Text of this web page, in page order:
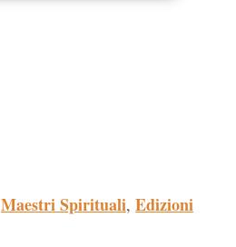
Maestri Spirituali, Edizioni